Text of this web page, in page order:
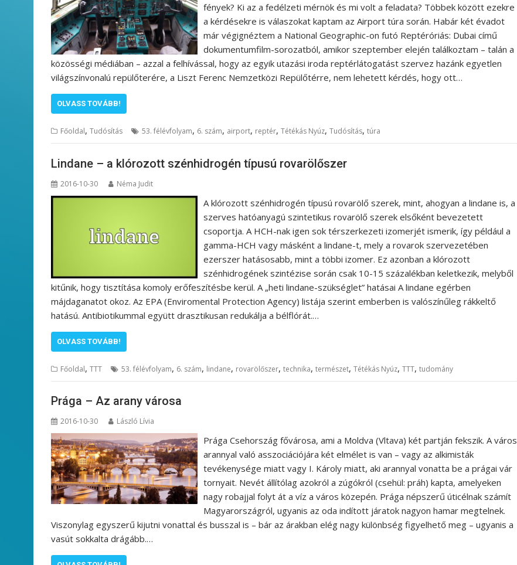
fények? Ki az a fedélzeti mérnök és mi volt a feladata? Többek között ezekre
a kérdésekre is válaszokat kaptam az Airport túra során. Habár két évadot
már végignéztem a National Geographic-on futó Reptéróriás: Dubai című
dokumentumfilm-sorozatból, amikor szeptember elején találkoztam – talán a
közösségi médiában – azzal a felhívással, hogy az egyik utazási iroda reptérlátogatást szervez hazánk egyetlen
világszínvonalú repülőterére, a Liszt Ferenc Nemzetközi Repülőtérre, nem lehetett kérdés, hogy ott…
OLVASS TOVÁBB!
Főoldal, Tudósítás 53. félévfolyam, 6. szám, airport, reptér, Tétékás Nyúz, Tudósítás, túra
Lindane – a klórozott szénhidrogén típusú rovarölőszer
2016-10-30 Néma Judit
A klórozott szénhidrogén típusú rovarölő szerek, mint, ahogyan a lindane is, a
szerves hatóanyagú szintetikus rovarölő szerek elsőként bevezetett
csoportja. A HCH-nak igen sok térszerkezeti izomerjét ismerik, így például a
gamma-HCH vagy másként a lindane-t, mely a rovarok szervezetében
ezerszer hatásosabb, mint a többi izomer. Ez azonban a klórozott
szénhidrogének szintézise során csak 10-15 százalékban keletkezik, melyből
kitűnik, hogy tisztítása komoly erőfeszítésbe kerül. A „heti lindane-szükséglet” hatásai A lindane egérben
májdaganatot okoz. Az EPA (Enviromental Protection Agency) listája szerint emberben is valószínűleg rákkeltő
hatású. Antibiotikummal együtt drasztikusan redukálja a bélflórát.…
OLVASS TOVÁBB!
Főoldal, TTT 53. félévfolyam, 6. szám, lindane, rovarölőszer, technika, természet, Tétékás Nyúz, TTT, tudomány
Prága – Az arany városa
2016-10-30 László Lívia
Prága Csehország fővárosa, ami a Moldva (Vltava) két partján fekszik. A város
arannyal való asszociációjára két elmélet is van – vagy az alkimisták
tevékenysége miatt vagy I. Károly miatt, aki arannyal vonatta be a prágai vár
tornyait. Nevét állítólag azokról a zúgókról (csehül: práh) kapta, amelyeken
nagy robajjal folyt át a víz a város közepén. Prága népszerű úticélnak számít
Magyarországról, ugyanis az oda indított járatok nagyon hamar megtelnek.
Viszonylag egyszerű kijutni vonattal és busszal is – bár az árakban elég nagy különbség figyelhető meg – ugyanis a
vasút sokkalta drágább.…